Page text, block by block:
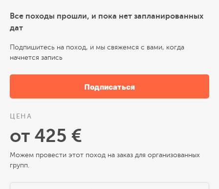
Все походы прошли, и пока нет запланированных
дат
Подпишитесь на поход, и мы свяжемся с вами, когда
начнется запись
Подписаться
ЦЕНА
от 425 €
Можем провести этот поход на заказ для организованных
групп.